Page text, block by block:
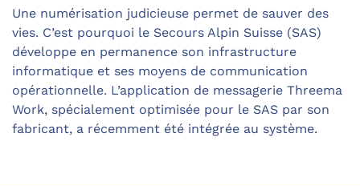
Une numérisation judicieuse permet de sauver des
vies. C’est pourquoi le Secours Alpin Suisse (SAS)
développe en permanence son infrastructure
informatique et ses moyens de communication
opérationnelle. L’application de messagerie Threema
Work, spécialement optimisée pour le SAS par son
fabricant, a récemment été intégrée au système.